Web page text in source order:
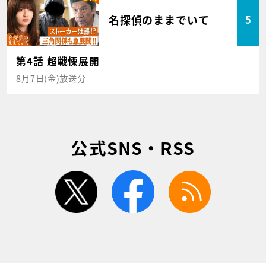
名探偵のままでいて 5
第4話 超戦慄展開
8月7日(金)放送分
公式SNS・RSS
twitter facebook